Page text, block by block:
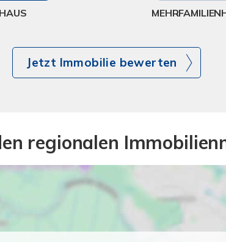
HAUS
Jetzt Immobilie bewerten
regionalen